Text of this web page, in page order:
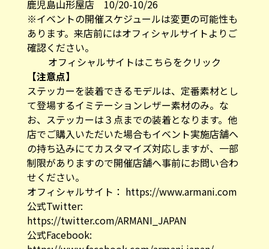
鹿児島山形屋店 10/20-10/26
※イベントの開催スケジュールは変更の可能性も
あります。来店前にはオフィシャルサイトよりご
確認ください。
オフィシャルサイトはこちらをクリック
【注意点】
ステッカーを装着できるモデルは、定番素材とし
て登場するイミテーションレザー素材のみ。な
お、ステッカーは３点までの装着となります。他
店でご購入いただいた場合もイベント実施店舗へ
の持ち込みにてカスタマイズ対応しますが、一部
制限がありますので開催店舗へ事前にお問い合わ
せください。
オフィシャルサイト： https://www.armani.com
公式Twitter:
https://twitter.com/ARMANI_JAPAN
公式Facebook: